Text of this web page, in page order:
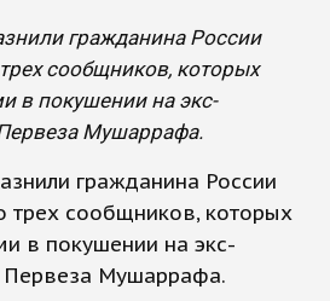
гражданина России
сообщников, которых
в покушении на экс-
Мушаррафа.
гражданина России
трех сообщников, которых
в покушении на экс-
Первеза Мушаррафа.